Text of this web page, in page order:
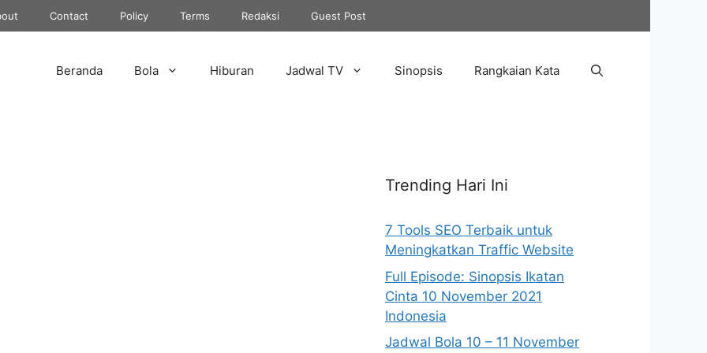
Contact Policy Terms Redaksi Guest Post
Beranda Bola Hiburan Jadwal TV Sinopsis Rangkaian Kata
Trending Hari Ini
7 Tools SEO Terbaik untuk
Meningkatkan Traffic Website
Full Episode: Sinopsis Ikatan
Cinta 10 November 2021
Indonesia
Jadwal Bola 10 – 11 November